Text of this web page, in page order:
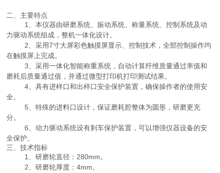
二、主要特点
1、本仪器由研磨系统、振动系统、称量系统、控制系统及动
力驱动系统组成，整机一体化设计。
2、采用7寸大屏彩色触摸屏显示、控制技术，全部控制操作均
在触摸屏上完成。
3、采用一体化智能称重系统，自动计算纤维质量通过率值和
磨耗后质量通过值，并通过微型打印机打印测试结果。
4、具有进样口和出样口安全保护装置，确保操作者的使用安
全。
5、特殊的进料口设计，保证磨耗腔整体为圆形，研磨更充
分。
6、动力驱动系统设有刹车保护装置，可以增强仪器设备的安
全保护。
三、技术指标
1、研磨轮直径：280mm。
2、研磨轮厚度：4mm。